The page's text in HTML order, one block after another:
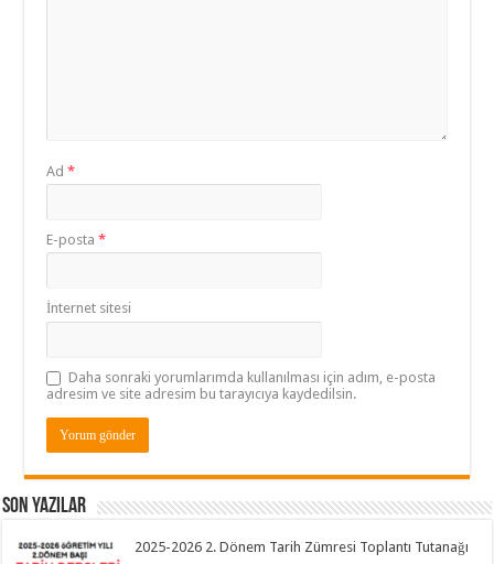
Ad*
E-posta*
İnternet sitesi
Daha sonraki yorumlarımda kullanılması için adım, e-posta
adresim ve site adresim bu tarayıcıya kaydedilsin.
Son Yazılar
2025-2026 2. Dönem Tarih Zümresi Toplantı Tutanağı